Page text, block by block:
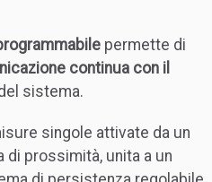
permette di
continua con il
sistema.
singole attivate da un
di prossimità, unita a un